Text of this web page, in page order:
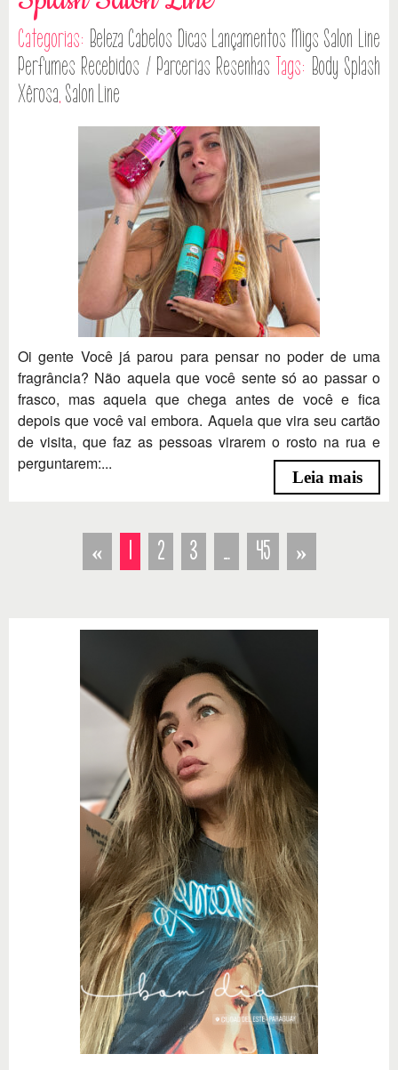
Categorias: Beleza Cabelos Dicas Lançamentos Migs Salon Line
Perfumes Recebidos / Parcerias Resenhas Tags: Body Splash
Xêrosa, Salon Line
Oi gente Você já parou para pensar no poder de uma
fragrância? Não aquela que você sente só ao passar o
frasco, mas aquela que chega antes de você e fica
depois que você vai embora. Aquela que vira seu cartão
de visita, que faz as pessoas virarem o rosto na rua e
perguntarem:...
Leia mais
« 2 3 … 45 »